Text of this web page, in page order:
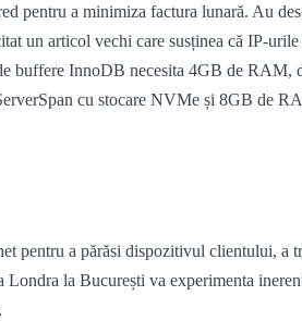
pentru a minimiza factura lunară. Au
un articol vechi care susținea că IP-urile
buffere InnoDB necesita 4GB de RAM,
cu stocare NVMe și 8GB de
pentru a părăsi dispozitivul clientului, a
la București va experimenta